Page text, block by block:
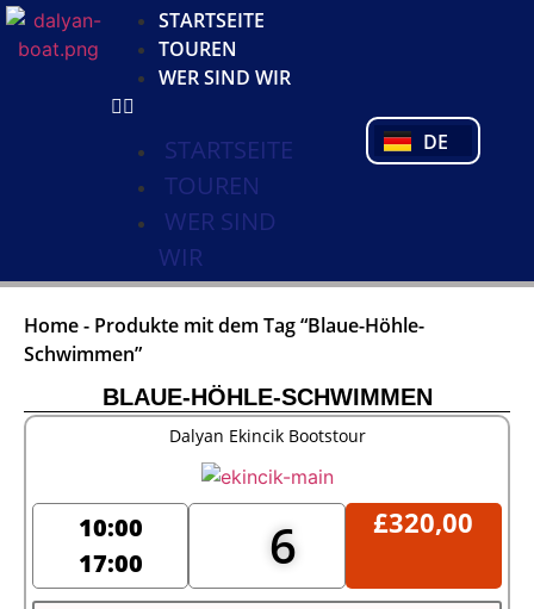
STARTSEITE
TOUREN
WER SIND WIR
STARTSEITE
TOUREN
WER SIND
WIR
DE
PT
TR
Home- Produkte mit dem Tag “Blaue-Höhle-
Schwimmen”
BLAUE-HÖHLE-SCHWIMMEN
Dalyan Ekincik Bootstour
10:00
17:00
6 £320,00